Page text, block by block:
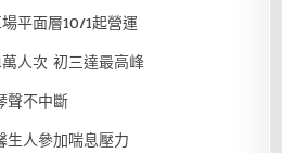
平面層10/1起營運
人次 初三達最高峰
聲不中斷
生人參加喘息壓力